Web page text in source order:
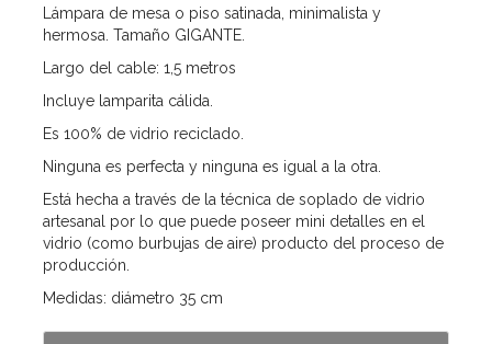
Lámpara de mesa o piso satinada, minimalista y
hermosa. Tamaño GIGANTE.
Largo del cable: 1,5 metros
Incluye lamparita cálida.
Es 100% de vidrio reciclado.
Ninguna es perfecta y ninguna es igual a la otra.
Está hecha a través de la técnica de soplado de vidrio
artesanal por lo que puede poseer mini detalles en el
vidrio (como burbujas de aire) producto del proceso de
producción.
Medidas: diámetro 35 cm